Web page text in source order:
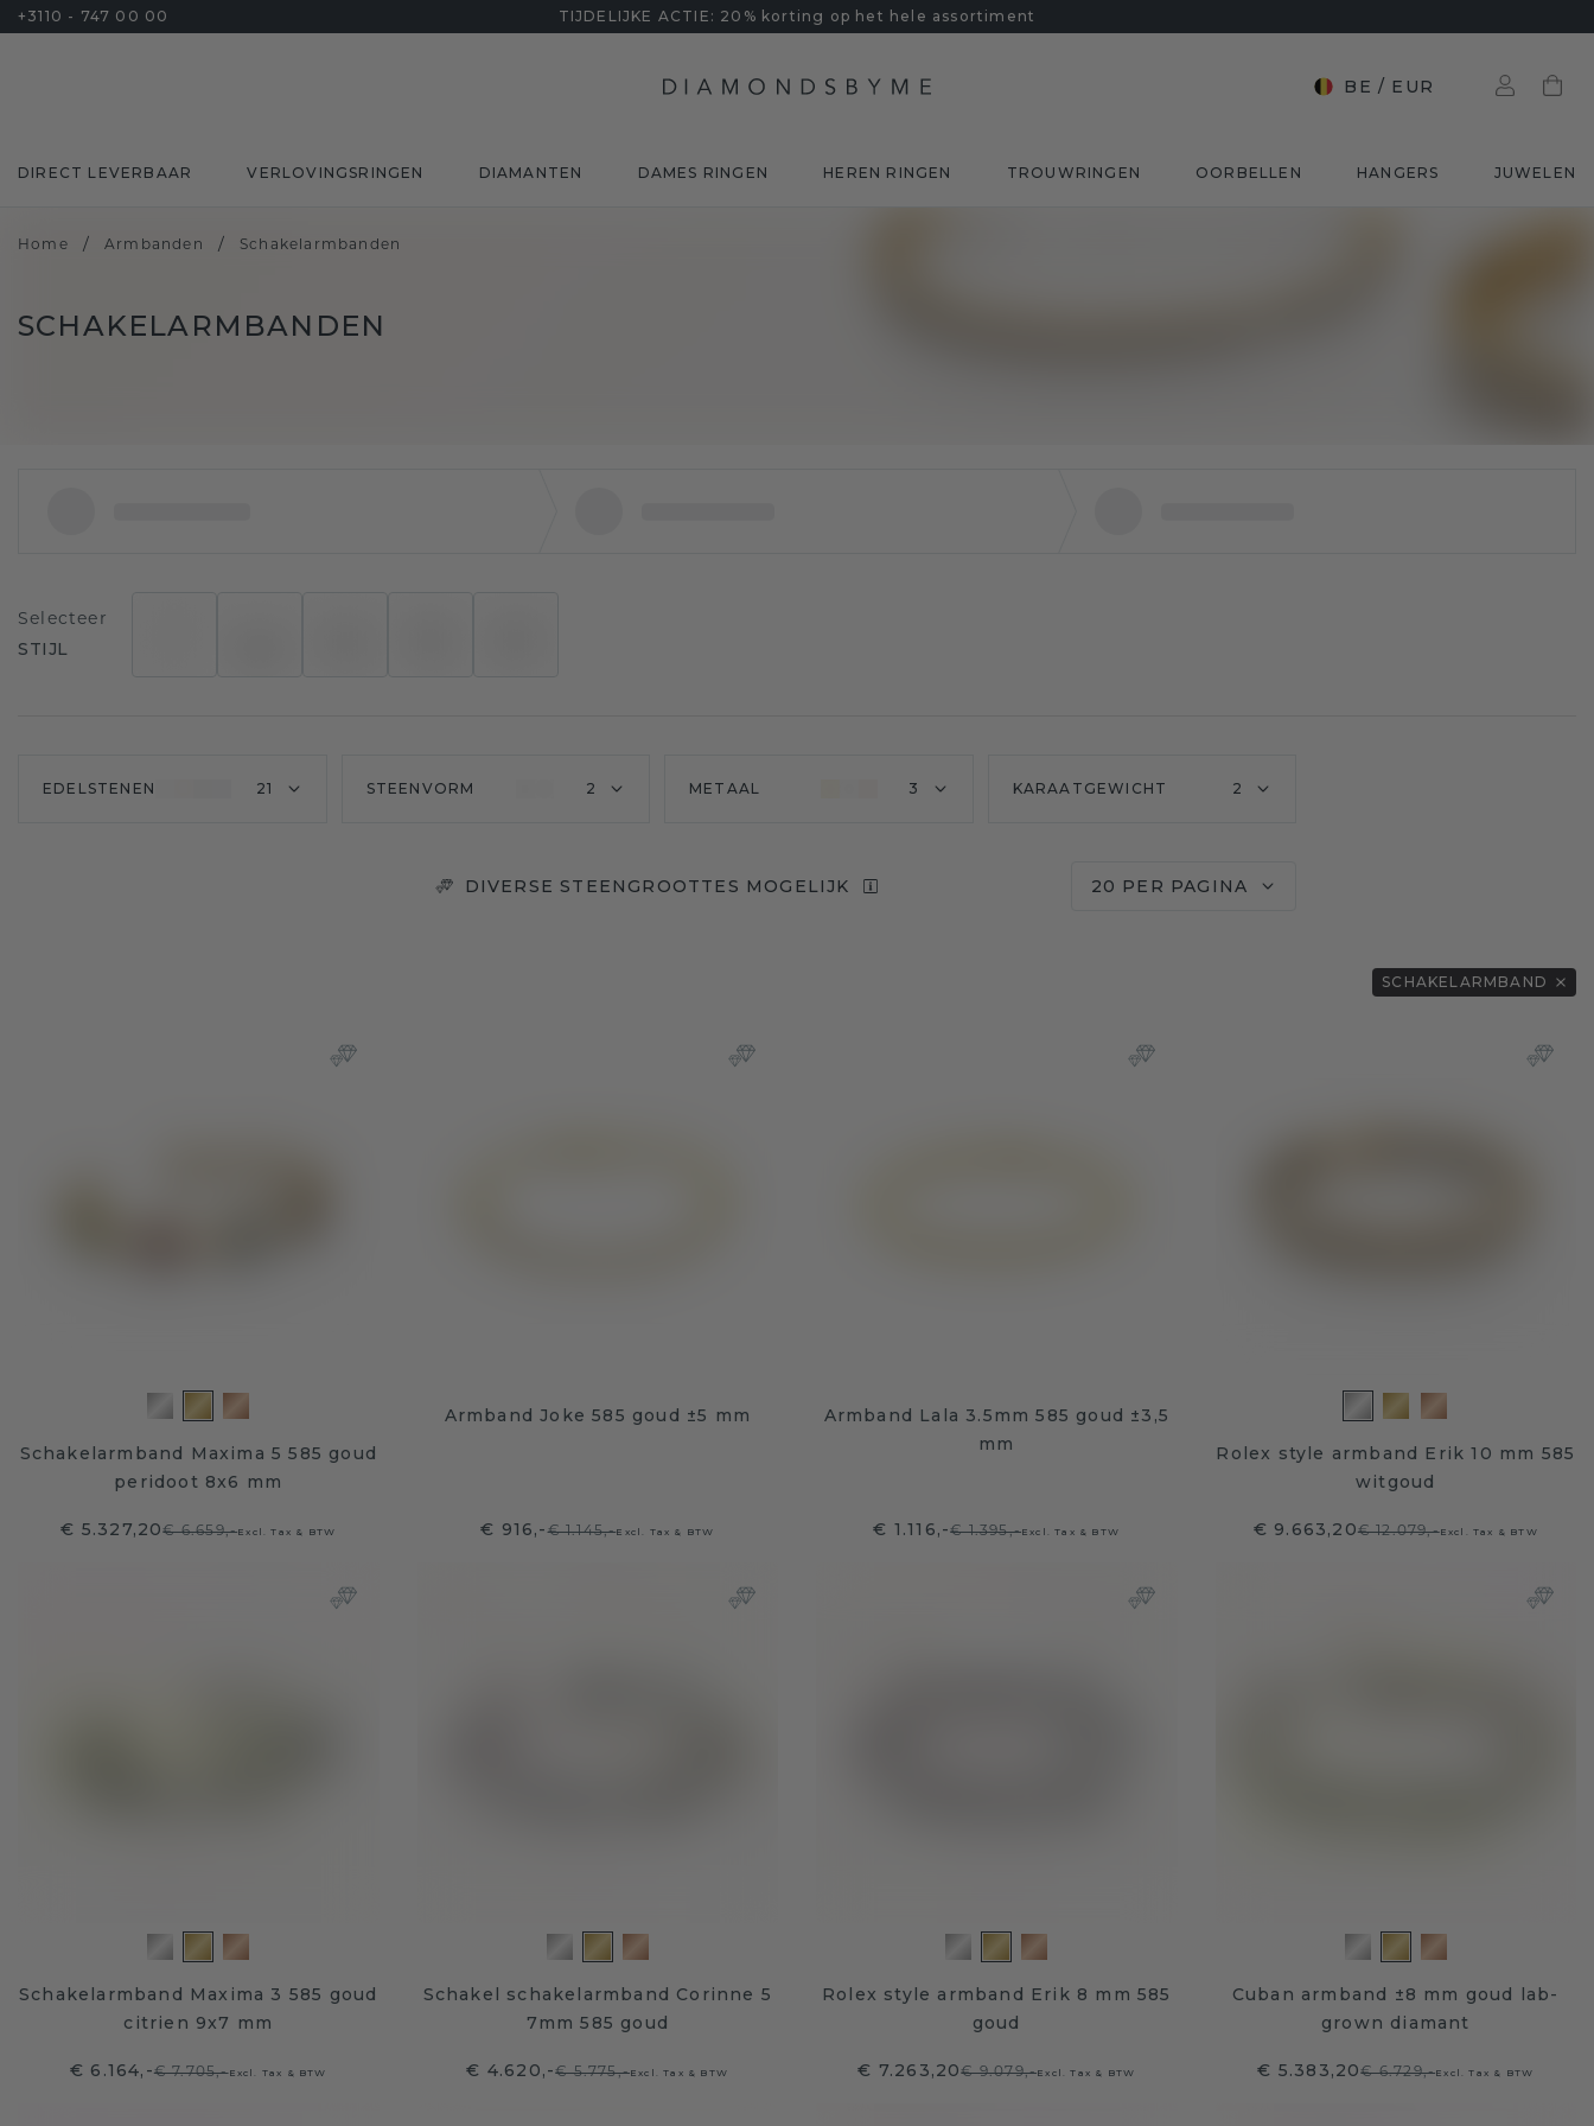
+3110 - 747 00 00 TIJDELIJKE ACTIE: 20% korting op het hele assortiment
BE / EUR
DIRECT LEVERBAAR VERLOVINGSRINGEN DIAMANTEN DAMES RINGEN HEREN RINGEN TROUWRINGEN OORBELLEN HANGERS JUWELEN
Home / Armbanden / Schakelarmbanden
SCHAKELARMBANDEN
Selecteer
STIJL
EDELSTENEN 21 STEENVORM 2 METAAL 3 KARAATGEWICHT 2
DIVERSE STEENGROOTTES MOGELIJK 20 PER PAGINA
SCHAKELARMBAND
Schakelarmband Maxima 5 585 goud
peridoot 8x6 mm
€ 5.327,20€ 6.659,-Excl. Tax & BTW
Armband Joke 585 goud ±5 mm
€ 916,-€ 1.145,-Excl. Tax & BTW
Armband Lala 3.5mm 585 goud ±3,5
mm
€ 1.116,-€ 1.395,-Excl. Tax & BTW
Rolex style armband Erik 10 mm 585
witgoud
€ 9.663,20€ 12.079,-Excl. Tax & BTW
Schakelarmband Maxima 3 585 goud
citrien 9x7 mm
€ 6.164,-€ 7.705,-Excl. Tax & BTW
Schakel schakelarmband Corinne 5
7mm 585 goud
€ 4.620,-€ 5.775,-Excl. Tax & BTW
Rolex style armband Erik 8 mm 585
goud
€ 7.263,20€ 9.079,-Excl. Tax & BTW
Cuban armband ±8 mm goud lab-
grown diamant
€ 5.383,20€ 6.729,-Excl. Tax & BTW